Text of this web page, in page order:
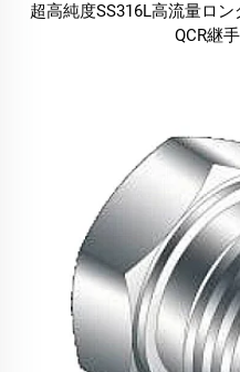
超高純度SS316L高流量ロ
QCR継